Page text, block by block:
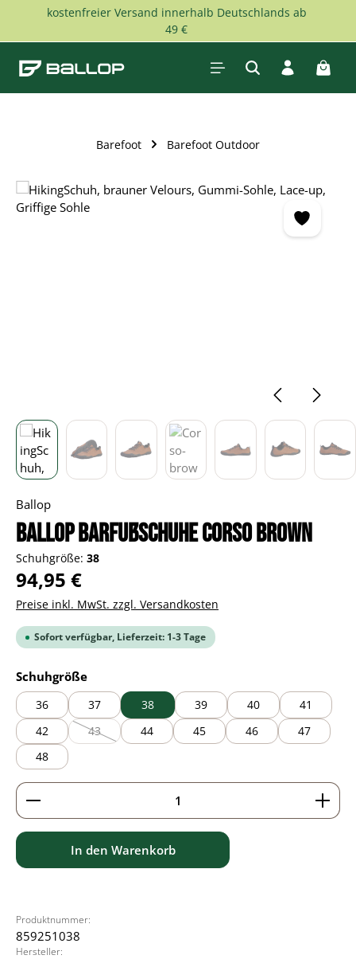
Zum Hauptinhalt springen
kostenfreier Versand innerhalb Deutschlands ab
49 €
Barefoot Barefoot Outdoor
Bildergalerie überspringen
Ballop
BALLOP Barfußschuhe Corso brown
Schuhgröße: 38
Regulärer Preis:
94,95 €
Preise inkl. MwSt. zzgl. Versandkosten
Sofort verfügbar, Lieferzeit: 1-3 Tage
Schuhgrößeauswählen
36 37 38 39 40
41
42
43
(Diese Option ist zurzeit nicht verfügbar.)
44 45 46
47
48
Produkt Anzahl: Gib den gewünschten Wert ein
In den Warenkorb
Produktnummer:
859251038
Hersteller: